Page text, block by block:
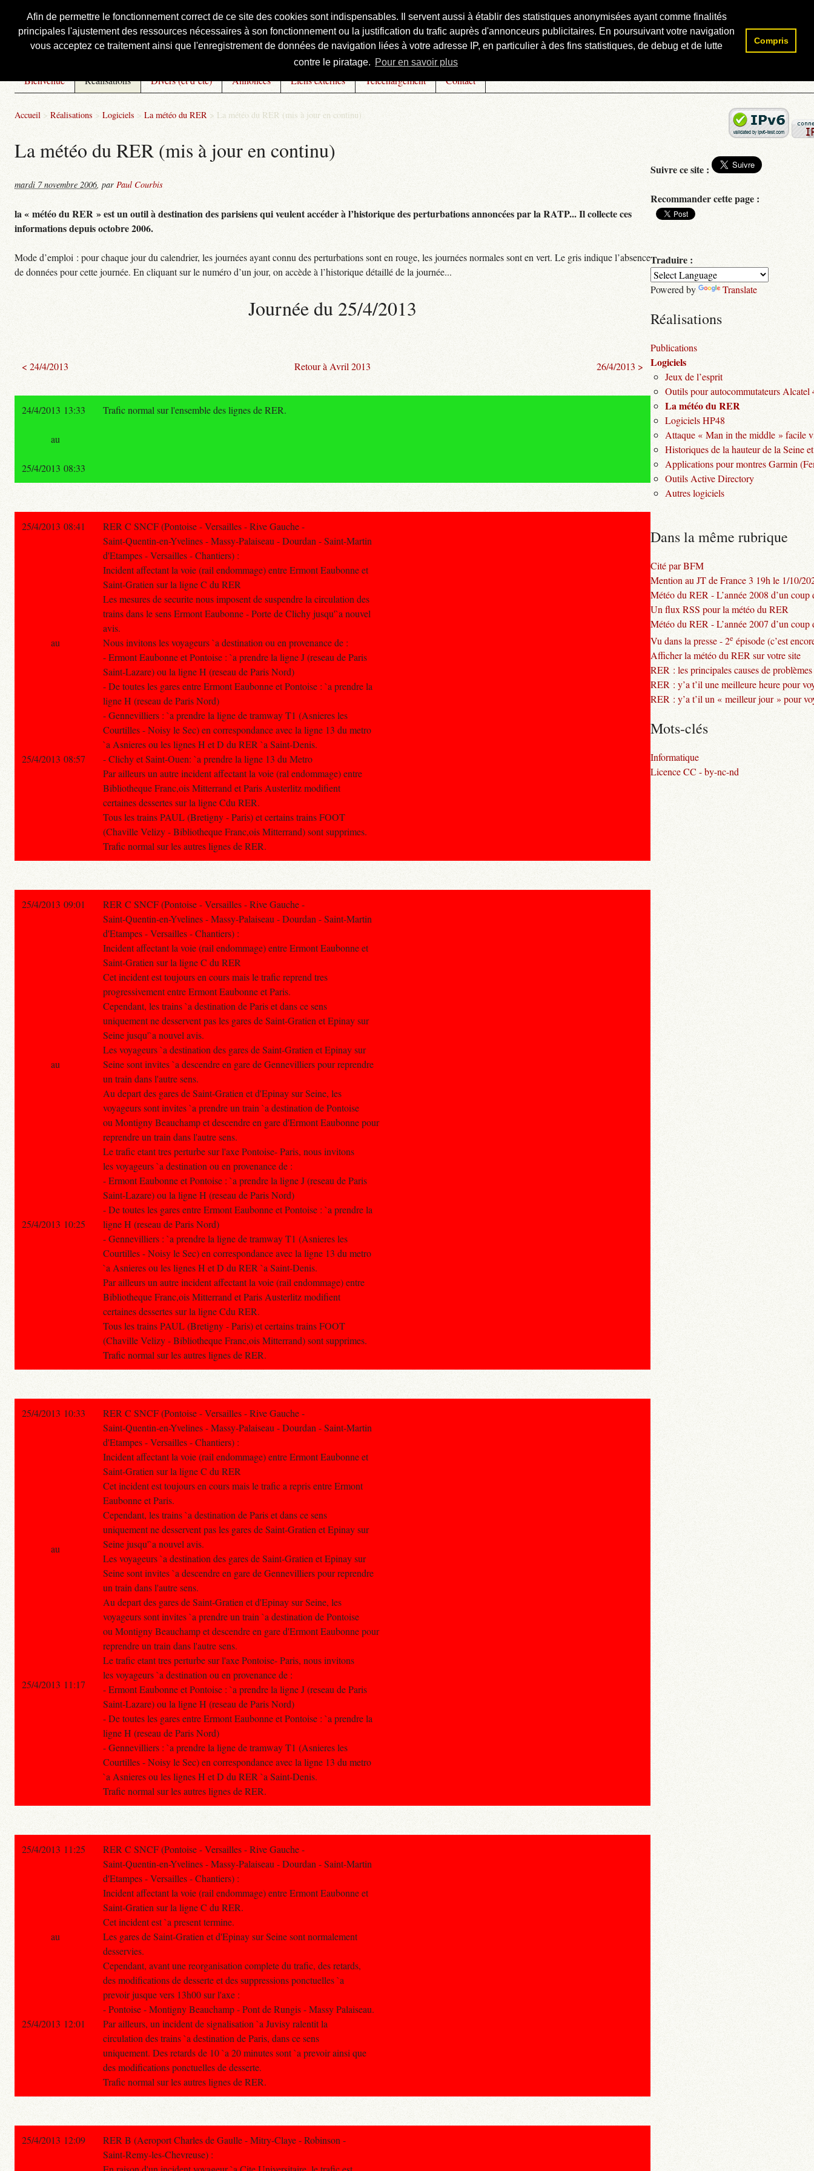
Afin de permettre le fonctionnement correct de ce site des cookies sont indispensables. Il servent aussi à établir des statistiques anonymisées ayant comme finalités
principales l'ajustement des ressources nécessaires à son fonctionnement ou la justification du trafic auprès d'annonceurs publicitaires. En poursuivant votre navigation
vous acceptez ce traitement ainsi que l'enregistrement de données de navigation liées à votre adresse IP, en particulier à des fins statistiques, de debug et de lutte
contre le piratage. Pour en savoir plus
Compris
Courbis, « LE » Blog Officiel
Bienvenue Réalisations Divers (et d’été) Annonces Liens externes Téléchargement Contact
Accueil > Réalisations > Logiciels > La météo du RER > La météo du RER (mis à jour en continu)
La météo du RER (mis à jour en continu)
mardi 7 novembre 2006, par Paul Courbis
la « météo du RER » est un outil à destination des parisiens qui veulent accéder à l’historique des perturbations annoncées par la RATP... Il collecte ces
informations depuis octobre 2006.
Mode d’emploi : pour chaque jour du calendrier, les journées ayant connu des perturbations sont en rouge, les journées normales sont en vert. Le gris indique l’absence
de données pour cette journée. En cliquant sur le numéro d’un jour, on accède à l’historique détaillé de la journée...
Journée du 25/4/2013
< 24/4/2013 Retour à Avril 2013 26/4/2013 >
24/4/2013 13:33 Trafic normal sur l'ensemble des lignes de RER.
au
25/4/2013 08:33
25/4/2013 08:41
RER C SNCF (Pontoise - Versailles - Rive Gauche -
Saint-Quentin-en-Yvelines - Massy-Palaiseau - Dourdan - Saint-Martin
d'Etampes - Versailles - Chantiers) :
Incident affectant la voie (rail endommage) entre Ermont Eaubonne et
Saint-Gratien sur la ligne C du RER
Les mesures de securite nous imposent de suspendre la circulation des
trains dans le sens Ermont Eaubonne - Porte de Clichy jusqu'`a nouvel
avis.
Nous invitons les voyageurs `a destination ou en provenance de :
- Ermont Eaubonne et Pontoise : `a prendre la ligne J (reseau de Paris
Saint-Lazare) ou la ligne H (reseau de Paris Nord)
- De toutes les gares entre Ermont Eaubonne et Pontoise : `a prendre la
ligne H (reseau de Paris Nord)
- Gennevilliers : `a prendre la ligne de tramway T1 (Asnieres les
Courtilles - Noisy le Sec) en correspondance avec la ligne 13 du metro
`a Asnieres ou les lignes H et D du RER `a Saint-Denis.
- Clichy et Saint-Ouen: `a prendre la ligne 13 du Metro
Par ailleurs un autre incident affectant la voie (ral endommage) entre
Bibliotheque Franc,ois Mitterrand et Paris Austerlitz modifient
certaines dessertes sur la ligne Cdu RER.
Tous les trains PAUL (Bretigny - Paris) et certains trains FOOT
(Chaville Velizy - Bibliotheque Franc,ois Mitterrand) sont supprimes.
Trafic normal sur les autres lignes de RER.
au
25/4/2013 08:57
25/4/2013 09:01
RER C SNCF (Pontoise - Versailles - Rive Gauche -
Saint-Quentin-en-Yvelines - Massy-Palaiseau - Dourdan - Saint-Martin
d'Etampes - Versailles - Chantiers) :
Incident affectant la voie (rail endommage) entre Ermont Eaubonne et
Saint-Gratien sur la ligne C du RER
Cet incident est toujours en cours mais le trafic reprend tres
progressivement entre Ermont Eaubonne et Paris.
Cependant, les trains `a destination de Paris et dans ce sens
uniquement ne desservent pas les gares de Saint-Gratien et Epinay sur
Seine jusqu'`a nouvel avis.
Les voyageurs `a destination des gares de Saint-Gratien et Epinay sur
Seine sont invites `a descendre en gare de Gennevilliers pour reprendre
un train dans l'autre sens.
Au depart des gares de Saint-Gratien et d'Epinay sur Seine, les
voyageurs sont invites `a prendre un train `a destination de Pontoise
ou Montigny Beauchamp et descendre en gare d'Ermont Eaubonne pour
reprendre un train dans l'autre sens.
Le trafic etant tres perturbe sur l'axe Pontoise- Paris, nous invitons
les voyageurs `a destination ou en provenance de :
- Ermont Eaubonne et Pontoise : `a prendre la ligne J (reseau de Paris
Saint-Lazare) ou la ligne H (reseau de Paris Nord)
- De toutes les gares entre Ermont Eaubonne et Pontoise : `a prendre la
ligne H (reseau de Paris Nord)
- Gennevilliers : `a prendre la ligne de tramway T1 (Asnieres les
Courtilles - Noisy le Sec) en correspondance avec la ligne 13 du metro
`a Asnieres ou les lignes H et D du RER `a Saint-Denis.
Par ailleurs un autre incident affectant la voie (rail endommage) entre
Bibliotheque Franc,ois Mitterrand et Paris Austerlitz modifient
certaines dessertes sur la ligne Cdu RER.
Tous les trains PAUL (Bretigny - Paris) et certains trains FOOT
(Chaville Velizy - Bibliotheque Franc,ois Mitterrand) sont supprimes.
Trafic normal sur les autres lignes de RER.
au
25/4/2013 10:25
25/4/2013 10:33
RER C SNCF (Pontoise - Versailles - Rive Gauche -
Saint-Quentin-en-Yvelines - Massy-Palaiseau - Dourdan - Saint-Martin
d'Etampes - Versailles - Chantiers) :
Incident affectant la voie (rail endommage) entre Ermont Eaubonne et
Saint-Gratien sur la ligne C du RER
Cet incident est toujours en cours mais le trafic a repris entre Ermont
Eaubonne et Paris.
Cependant, les trains `a destination de Paris et dans ce sens
uniquement ne desservent pas les gares de Saint-Gratien et Epinay sur
Seine jusqu'`a nouvel avis.
Les voyageurs `a destination des gares de Saint-Gratien et Epinay sur
Seine sont invites `a descendre en gare de Gennevilliers pour reprendre
un train dans l'autre sens.
Au depart des gares de Saint-Gratien et d'Epinay sur Seine, les
voyageurs sont invites `a prendre un train `a destination de Pontoise
ou Montigny Beauchamp et descendre en gare d'Ermont Eaubonne pour
reprendre un train dans l'autre sens.
Le trafic etant tres perturbe sur l'axe Pontoise- Paris, nous invitons
les voyageurs `a destination ou en provenance de :
- Ermont Eaubonne et Pontoise : `a prendre la ligne J (reseau de Paris
Saint-Lazare) ou la ligne H (reseau de Paris Nord)
- De toutes les gares entre Ermont Eaubonne et Pontoise : `a prendre la
ligne H (reseau de Paris Nord)
- Gennevilliers : `a prendre la ligne de tramway T1 (Asnieres les
Courtilles - Noisy le Sec) en correspondance avec la ligne 13 du metro
`a Asnieres ou les lignes H et D du RER `a Saint-Denis.
Trafic normal sur les autres lignes de RER.
au
25/4/2013 11:17
25/4/2013 11:25
RER C SNCF (Pontoise - Versailles - Rive Gauche -
Saint-Quentin-en-Yvelines - Massy-Palaiseau - Dourdan - Saint-Martin
d'Etampes - Versailles - Chantiers) :
Incident affectant la voie (rail endommage) entre Ermont Eaubonne et
Saint-Gratien sur la ligne C du RER.
Cet incident est `a present termine.
Les gares de Saint-Gratien et d'Epinay sur Seine sont normalement
desservies.
Cependant, avant une reorganisation complete du trafic, des retards,
des modifications de desserte et des suppressions ponctuelles `a
prevoir jusque vers 13h00 sur l'axe :
- Pontoise - Montigny Beauchamp - Pont de Rungis - Massy Palaiseau.
Par ailleurs, un incident de signalisation `a Juvisy ralentit la
circulation des trains `a destination de Paris, dans ce sens
uniquement. Des retards de 10 `a 20 minutes sont `a prevoir ainsi que
des modifications ponctuelles de desserte.
Trafic normal sur les autres lignes de RER.
au
25/4/2013 12:01
25/4/2013 12:09
RER B (Aeroport Charles de Gaulle - Mitry-Claye - Robinson -
Saint-Remy-les-Chevreuse) :
Rechercher :
Suivre ce site :
Recommander cette page :
Traduire :
Powered by Translate
Réalisations
Publications
Logiciels
Jeux de l’esprit
Outils pour autocommutateurs Alcatel
La météo du RER
Logiciels HP48
Attaque « Man in the middle » facile
Historiques de la hauteur de la Seine
Applications pour montres Garmin
Outils Active Directory
Autres logiciels
Dans la même rubrique
Cité par BFM
Mention au JT de France 3 19h le 1/10/
Météo du RER - L’année 2008 d’un coup
Un flux RSS pour la météo du RER
Météo du RER - L’année 2007 d’un coup
Vu dans la presse - 2e épisode (c’est
Afficher la météo du RER sur votre site
RER : les principales causes de problèmes
RER : y’a t’il une meilleure heure pour
RER : y’a t’il un « meilleur jour » pour
Mots-clés
Informatique
Licence CC - by-nc-nd